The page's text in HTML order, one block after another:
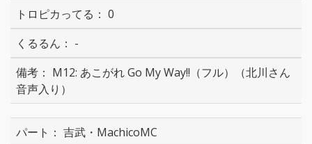
0
-
M12: あこがれ Go My Way!!（フル）（北川さん
音声入り）
吉武・MachicoMC